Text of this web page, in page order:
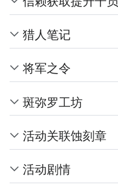
猎人笔记
将军之令
斑弥罗工坊
活动关联蚀刻章
活动剧情